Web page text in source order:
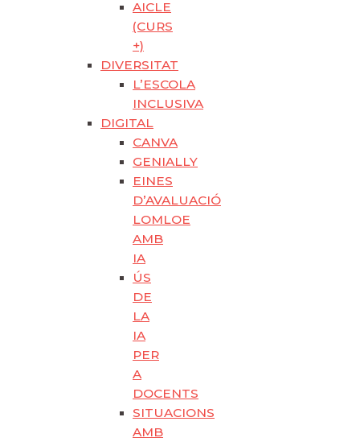
AICLE
(CURS
+)
DIVERSITAT
L’ESCOLA
INCLUSIVA
DIGITAL
CANVA
GENIALLY
EINES
D’AVALUACIÓ
LOMLOE
AMB
IA
ÚS
DE
LA
IA
PER
A
DOCENTS
SITUACIONS
AMB